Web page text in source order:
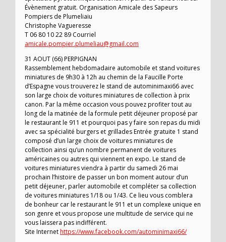
Évènement gratuit. Organisation Amicale des Sapeurs
Pompiers de Plumeliaiu
Christophe Vagueresse
T 06 80 10 22 89 Courriel
amicale.pompier.plumeliau@gmail.com
31 AOUT (66) PERPIGNAN
Rassemblement hebdomadaire automobile et stand voitures
miniatures de 9h30 à 12h au chemin de la Faucille Porte
d’Espagne vous trouverez le stand de autominimaxi66 avec
son large choix de voitures miniatures de collection à prix
canon. Par la même occasion vous pouvez profiter tout au
long de la matinée de la formule petit déjeuner proposé par
le restaurant le 911 et pourquoi pas y faire son repas du midi
avec sa spécialité burgers et grillades Entrée gratuite 1 stand
composé d’un large choix de voitures miniatures de
collection ainsi qu’un nombre permanent de voitures
américaines ou autres qui viennent en expo. Le stand de
voitures miniatures viendra à partir du samedi 26 mai
prochain l’histoire de passer un bon moment autour d’un
petit déjeuner, parler automobile et compléter sa collection
de voitures miniatures 1/18 ou 1/43. Ce lieu vous comblera
de bonheur car le restaurant le 911 et un complexe unique en
son genre et vous propose une multitude de service qui ne
vous laissera pas indifférent.
Site Internethttps://www.facebook.com/autominimaxi66/